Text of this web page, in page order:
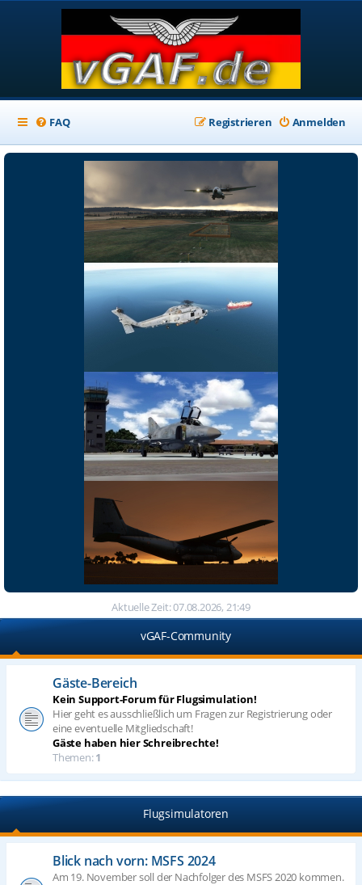
FAQ Anmelden
Registrieren
Aktuelle Zeit: 07.08.2026, 21:49
vGAF-Community
Gäste-Bereich
Kein Support-Forum für Flugsimulation!
Hier geht es ausschließlich um Fragen zur Registrierung oder
eine eventuelle Mitgliedschaft!
Gäste haben hier Schreibrechte!
Themen:1
Flugsimulatoren
Blick nach vorn: MSFS 2024
Am 19. November soll der Nachfolger des MSFS 2020 kommen.